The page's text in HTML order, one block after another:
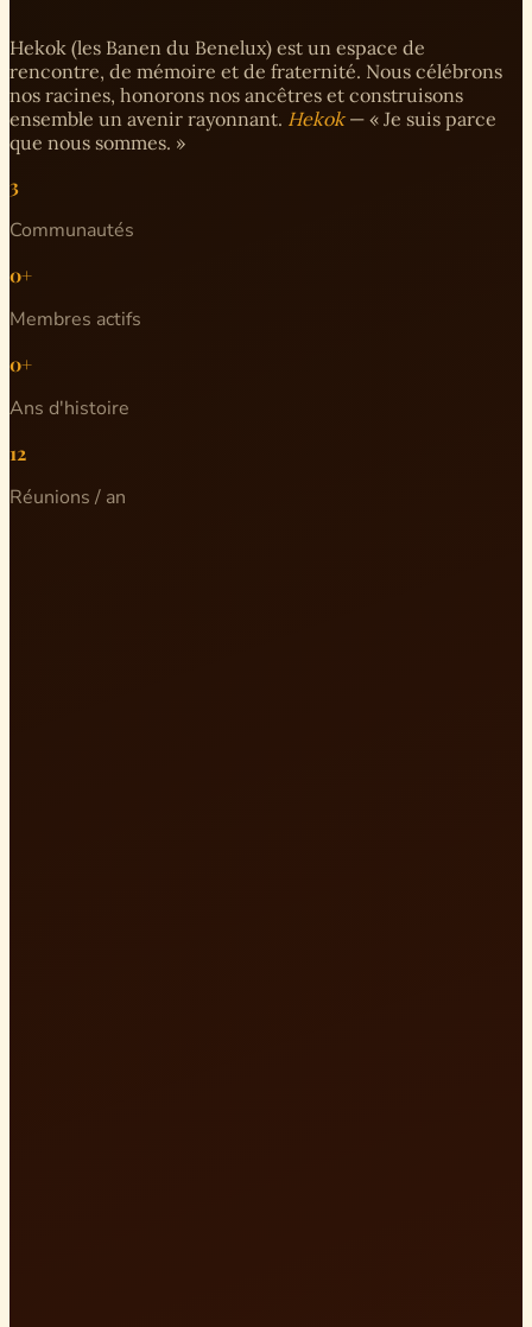
Hekok (les Banen du Benelux) est un espace de
rencontre, de mémoire et de fraternité. Nous célébrons
nos racines, honorons nos ancêtres et construisons
ensemble un avenir rayonnant. Hekok— « Je suis parce
que nous sommes. »
3
Communautés
0+
Membres actifs
0+
Ans d'histoire
12
Réunions / an